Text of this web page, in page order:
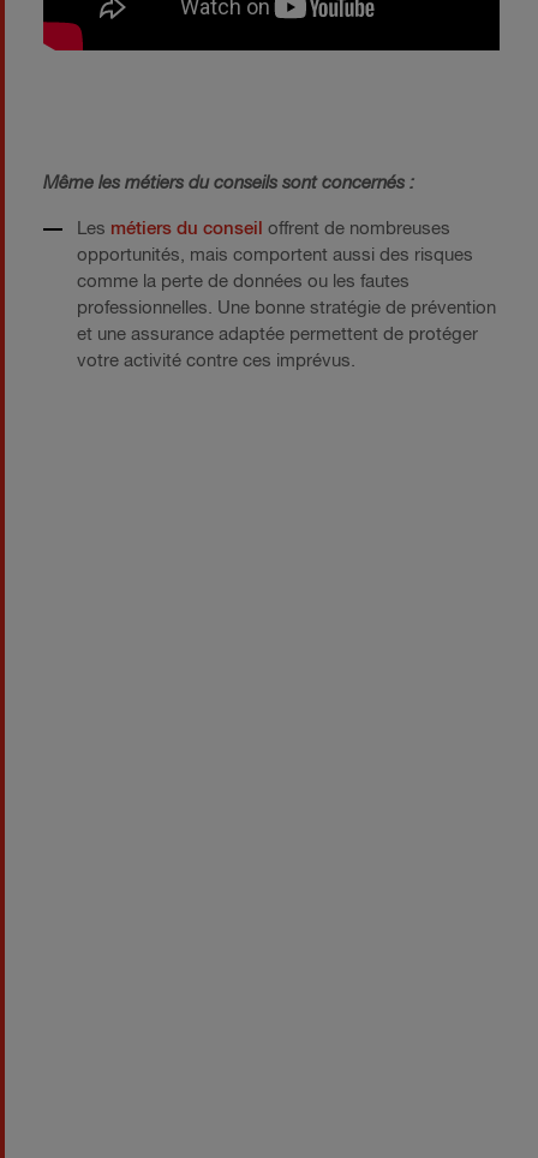
Même les métiers du conseils sont concernés :
Les métiers du conseil offrent de nombreuses
opportunités, mais comportent aussi des risques
comme la perte de données ou les fautes
professionnelles. Une bonne stratégie de prévention
et une assurance adaptée permettent de protéger
votre activité contre ces imprévus.